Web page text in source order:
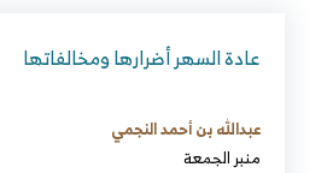
عادة السهر أضرارها ومخالفاتها
عبدالله بن أحمد النجمي
منبر الجمعة